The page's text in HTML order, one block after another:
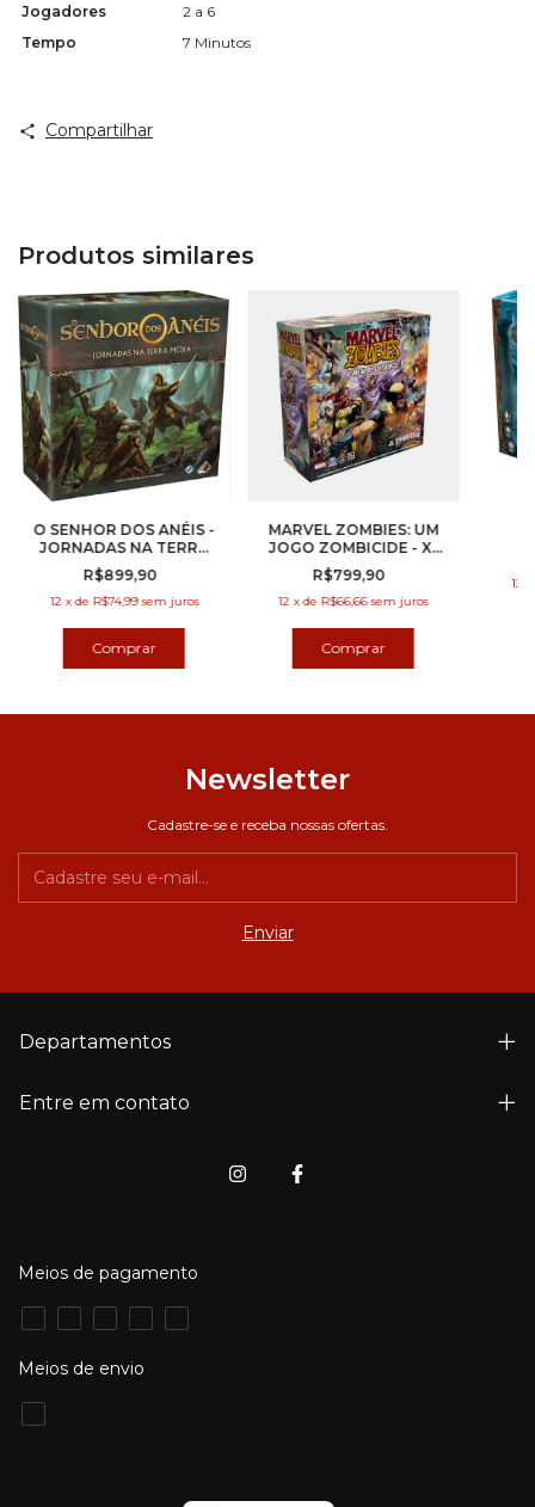
Jogadores
2 a 6
Tempo
7 Minutos
Compartilhar
Produtos similares
O SENHOR DOS ANÉIS -
JORNADAS NA TERRA
MÉDIA
R$899,90
12 xde R$74,99 sem juros
MARVEL ZOMBIES: UM
JOGO ZOMBICIDE - X-
MEN RESISTANCE
R$799,90
12 xdeR$66,66 sem juros
12
Newsletter
Cadastre-se e receba nossas ofertas.
Departamentos
Entre em contato
Meios de pagamento
Meios de envio